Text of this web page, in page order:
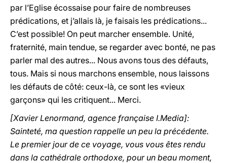
par l’Eglise écossaise pour faire de nombreuses
prédications, et j’allais là, je faisais les prédications...
C’est possible! On peut marcher ensemble. Unité,
fraternité, main tendue, se regarder avec bonté, ne pas
parler mal des autres... Nous avons tous des défauts,
tous. Mais si nous marchons ensemble, nous laissons
les défauts de côté: ceux-là, ce sont les «vieux
garçons» qui les critiquent... Merci.
[Xavier Lenormand, agence française I.Media]:
Sainteté, ma question rappelle un peu la précédente.
Le premier jour de ce voyage, vous vous êtes rendu
dans la cathédrale orthodoxe, pour un beau moment,